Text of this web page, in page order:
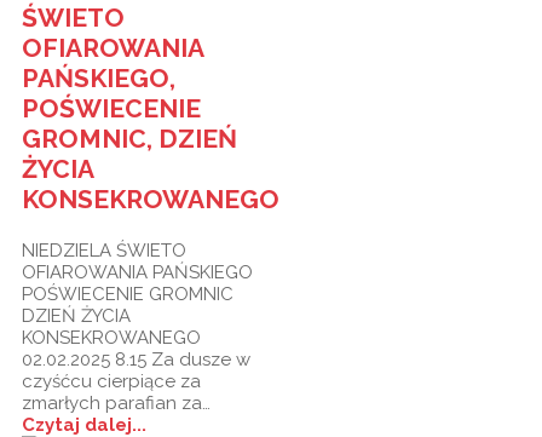
ŚWIETO
OFIAROWANIA
PAŃSKIEGO,
POŚWIECENIE
GROMNIC, DZIEŃ
ŻYCIA
KONSEKROWANEGO
NIEDZIELA ŚWIETO
OFIAROWANIA PAŃSKIEGO
POŚWIECENIE GROMNIC
DZIEŃ ŻYCIA
KONSEKROWANEGO
02.02.2025 8.15 Za dusze w
czyśćcu cierpiące za
zmarłych parafian za…
Czytaj dalej...